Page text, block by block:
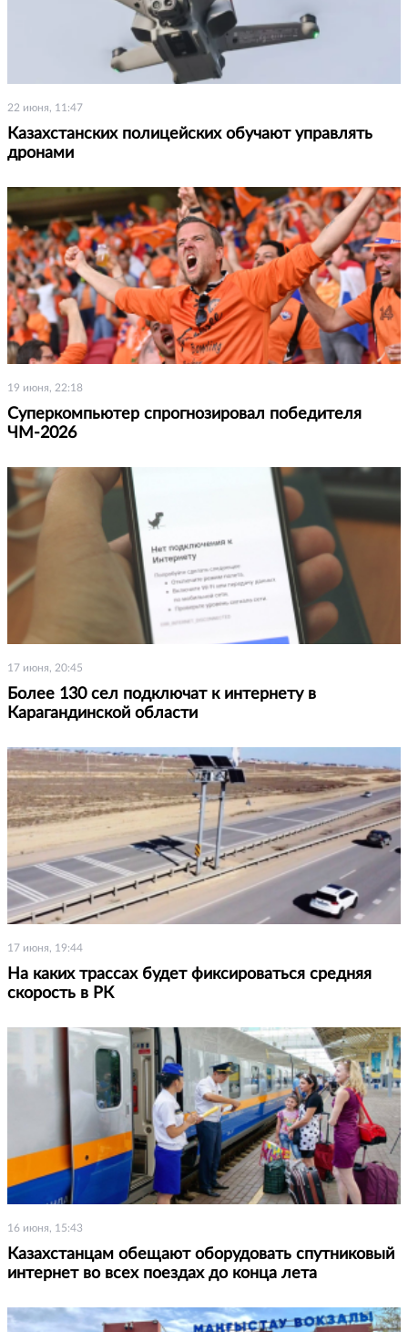
22 июня, 11:47
Казахстанских полицейских обучают управлять
дронами
19 июня, 22:18
Суперкомпьютер спрогнозировал победителя
ЧМ-2026
17 июня, 20:45
Более 130 сел подключат к интернету в
Карагандинской области
17 июня, 19:44
На каких трассах будет фиксироваться средняя
скорость в РК
16 июня, 15:43
Казахстанцам обещают оборудовать спутниковый
интернет во всех поездах до конца лета